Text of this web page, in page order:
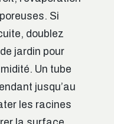
Si
doublez
jardin pour
Un tube
jusqu’au
les racines